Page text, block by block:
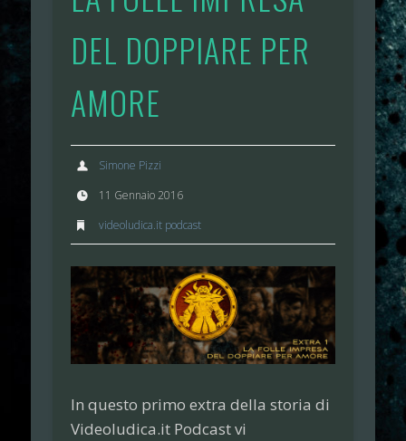
DEL DOPPIARE PER
AMORE
Simone Pizzi
11 Gennaio 2016
videoludica.it podcast
In questo primo extra della storia di
Videoludica.it Podcast vi